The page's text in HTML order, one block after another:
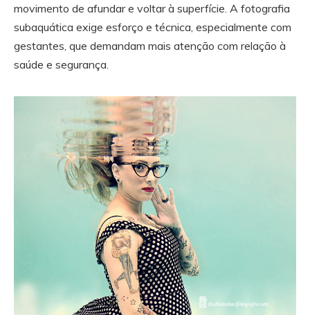
movimento de afundar e voltar à superfície. A fotografia
subaquática exige esforço e técnica, especialmente com
gestantes, que demandam mais atenção com relação à
saúde e segurança.